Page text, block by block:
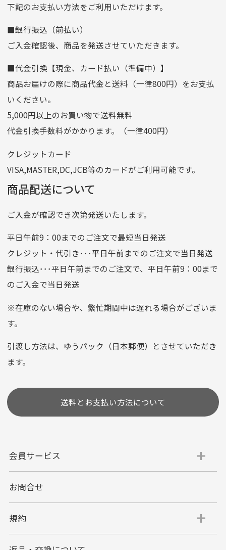
[…]
支店名
和歌山支店
口座種別
普通
口座番号
0255557
口座名義
株式会社一条
ゆうちょ銀行
ゆうちょ間
記号
14710
他銀行から
店名
四七八（読みヨンナナハチ）
店番
478
預金種目
普通預金
口座番号
0776226
口座名義
株式会社一条
クレジットカード
選びいただけない場合がございます。
代金引換
代引手数料一律400円
下記のお支払い方法をご利用いただけます。
■銀行振込（前払い）
ご入金確認後、商品を発送させていただきます。
■代金引換【現金、カード払い（準備中）】
商品お届けの際に商品代金と送料（一律800円）をお支払
いください。
5,000円以上のお買い物で送料無料
代金引換手数料がかかります。（一律400円）
クレジットカード
VISA,MASTER,DC,JCB等のカードがご利用可能です。
商品配送について
ご入金が確認でき次第発送いたします。
平日午前9：00までのご注文で最短当日発送
クレジット・代引き･･･平日午前までのご注文で当日発送
銀行振込･･･平日午前までのご注文で、平日午前9：00まで
のご入金で当日発送
※在庫のない場合や、繁忙期間中は遅れる場合がございま
す。
引渡し方法は、ゆうパック（日本郵便）とさせていただき
ます。
送料とお支払い方法について
会員サービス
お問合せ
規約